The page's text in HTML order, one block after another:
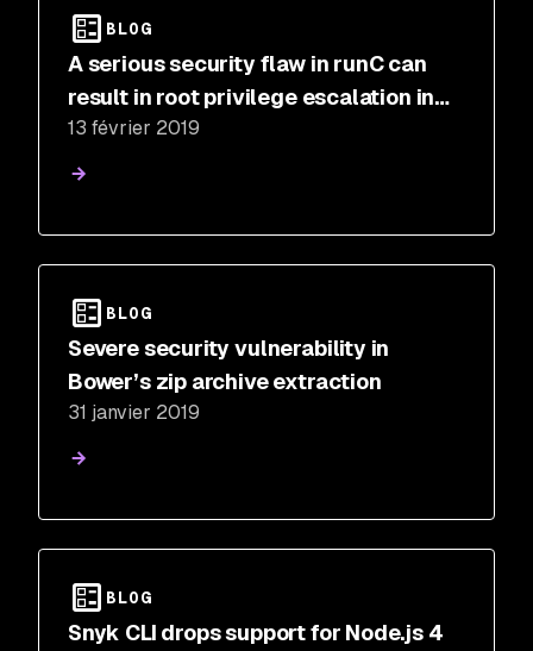
BLOG
A serious security flaw in runC can
result in root privilege escalation in
Docker and Kubernetes
13 février 2019
BLOG
Severe security vulnerability in
Bower’s zip archive extraction
31 janvier 2019
BLOG
Snyk CLI drops support for Node.js 4